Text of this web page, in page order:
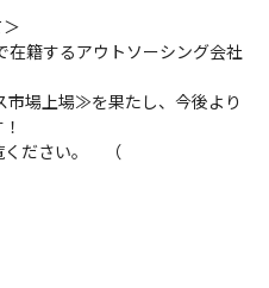
籍するアウトソーシング会社
場上場≫を果たし、今後より
ださい。　（